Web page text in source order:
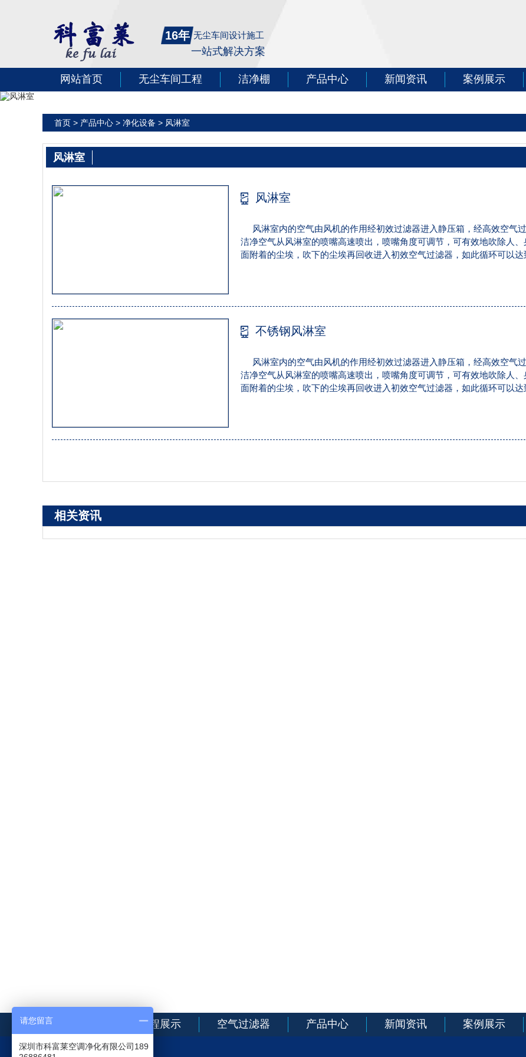
16年 无尘车间设计施工
一站式解决方案
网站首页 无尘车间工程 洁净棚 产品中心 新闻资讯 案例展示
首页 > 产品中心 > 净化设备 > 风淋室
风淋室
风淋室
风淋室内的空气由风机的作用经初效过滤器进入静压箱，经高效空气
洁净空气从风淋室的喷嘴高速喷出，喷嘴角度可调节，可有效地吹除人
面附着的尘埃，吹下的尘埃再回收进入初效空气过滤器，如此循环可以达
不锈钢风淋室
风淋室内的空气由风机的作用经初效过滤器进入静压箱，经高效空气
洁净空气从风淋室的喷嘴高速喷出，喷嘴角度可调节，可有效地吹除人
面附着的尘埃，吹下的尘埃再回收进入初效空气过滤器，如此循环可以达
相关资讯
工程展示 空气过滤器 产品中心 新闻资讯 案例展示
请您留言
深圳市科富莱空调净化有限公司189